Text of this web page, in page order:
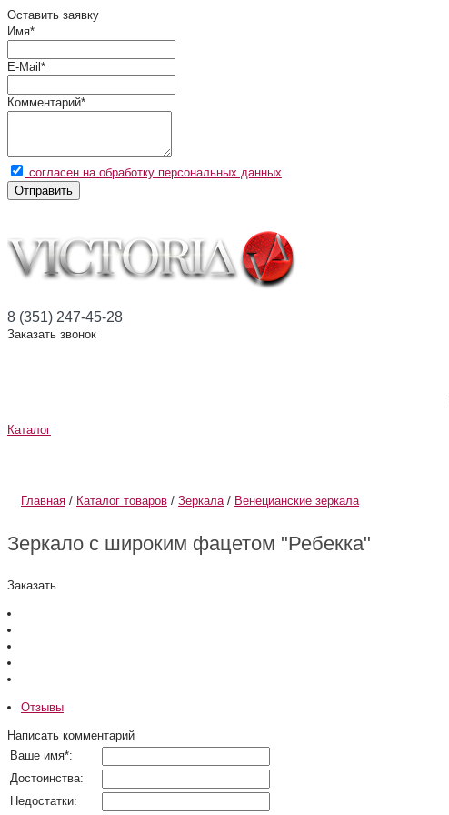
Оставить заявку
Имя*
E-Mail *
Комментарий*
согласен на обработку персональных данных
Отправить
8 (351) 247-45-28
Заказать звонок
Каталог
Главная / Каталог товаров / Зеркала/ Венецианские зеркала
Зеркало с широким фацетом "Ребекка"
Заказать
Отзывы
Написать комментарий
Ваше имя*:
Достоинства:
Недостатки: